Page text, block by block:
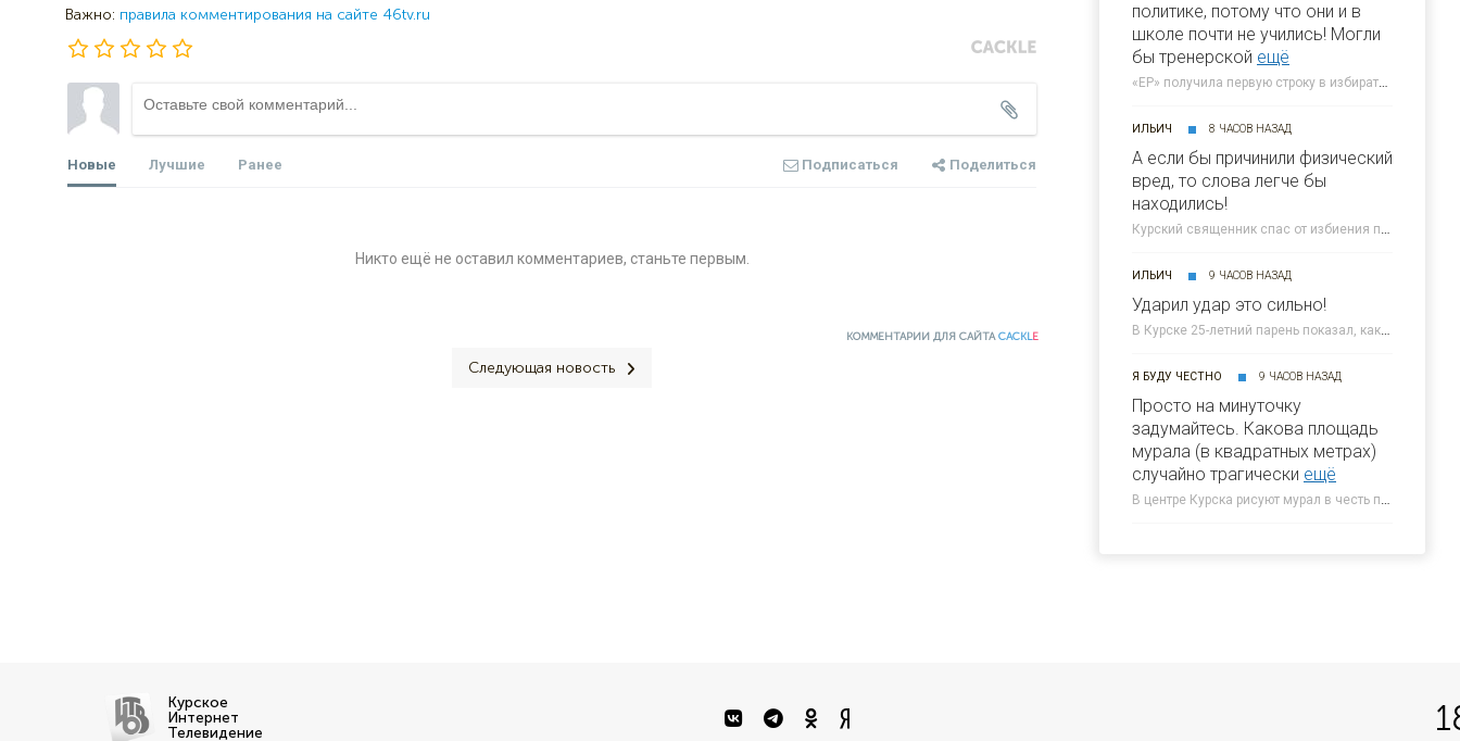
Важно: правила комментирования на сайте 46tv.ru
Новые Лучшие Ранее Подписаться Поделиться
Никто ещё не оставил комментариев, станьте первым.
КОММЕНТАРИИ ДЛЯ САЙТАCACKLE
Следующая новость
политике, потому что они и в
школе почти не учились! Могли
бы тренерской ещё
«ЕР» получила первую строку в избирательном бюллетене на выборах в Госдуму » 46ТВ Курское Интернет Телевидение
ИЛЬИЧ 8 ЧАСОВ НАЗАД
А если бы причинили физический
вред, то слова легче бы
находились!
Курский священник спас от избиения переодетого бабушкой ВСУшника » 46ТВ Курское Интернет Телевидение
ИЛЬИЧ 9 ЧАСОВ НАЗАД
Ударил удар это сильно!
В Курске 25-летний парень показал, как нанес смертельный удар юноше » 46ТВ Курское Интернет Телевидение
Я БУДУ ЧЕСТНО 9 ЧАСОВ НАЗАД
Просто на минуточку
задумайтесь. Какова площадь
мурала (в квадратных метрах)
случайно трагически ещё
В центре Курска рисуют мурал в честь погибшего 5-летнего Толи » 46ТВ Курское Интернет Телевидение
Курское
Интернет
Телевидение